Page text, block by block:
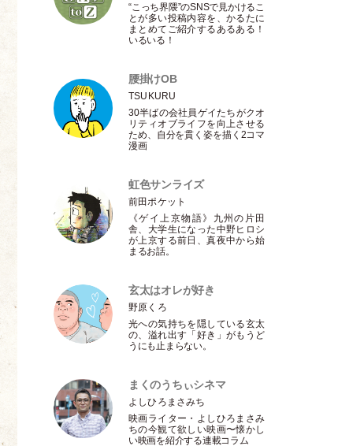
“こっち界隈”のSNSで見かけるこ
とが多い投稿内容を、かるたに
まとめてご紹介するあるある！
いるいる！
腰掛けOB
TSUKURU
30半ばの会社員ゲイたちがクオ
リティオブライフを向上させる
ため、自分を貫く姿を描く2コマ
漫画
虹色サンライズ
前田ポケット
《ゲイ上京物語》九州の片田
舎、大学生になった中野ヒロシ
が上京する前日、真夜中から始
まるお話。
玄太はオレが好き
野原くろ
光への気持ちを隠している玄太
の、溢れ出す 「好き 」がもうど
うにも止まらない。
まくのうちぃシネマ
よしひろまさみち
映画ライター ・ よしひろまさみ
ちの今観て欲しい映画〜懐かし
い映画を紹介する連載コラム